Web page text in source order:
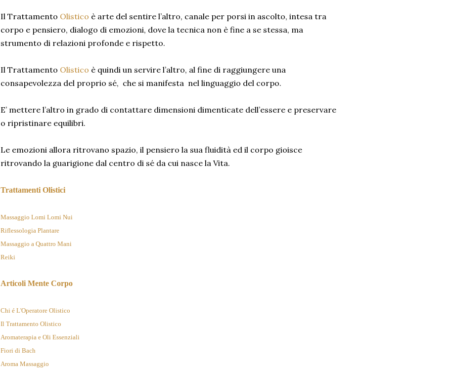
Il Trattamento Olistico è arte del sentire l’altro, canale per porsi in ascolto, intesa tra
corpo e pensiero, dialogo di emozioni, dove la tecnica non è fine a se stessa, ma
strumento di relazioni profonde e rispetto.
Il Trattamento Olistico è quindi un servire l’altro, al fine di raggiungere una
consapevolezza del proprio sé, che si manifesta nel linguaggio del corpo.
E’ mettere l’altro in grado di contattare dimensioni dimenticate dell’essere e preservare
o ripristinare equilibri.
Le emozioni allora ritrovano spazio, il pensiero la sua fluidità ed il corpo gioisce
ritrovando la guarigione dal centro di sé da cui nasce la Vita.
Trattamenti Olistici
Massaggio Lomi Lomi Nui
Riflessologia Plantare
Massaggio a Quattro Mani
Reiki
Articoli Mente Corpo
Chi é L'Operatore Olistico
Il Trattamento Olistico
Aromaterapia e Oli Essenziali
Fiori di Bach
Aroma Massaggio